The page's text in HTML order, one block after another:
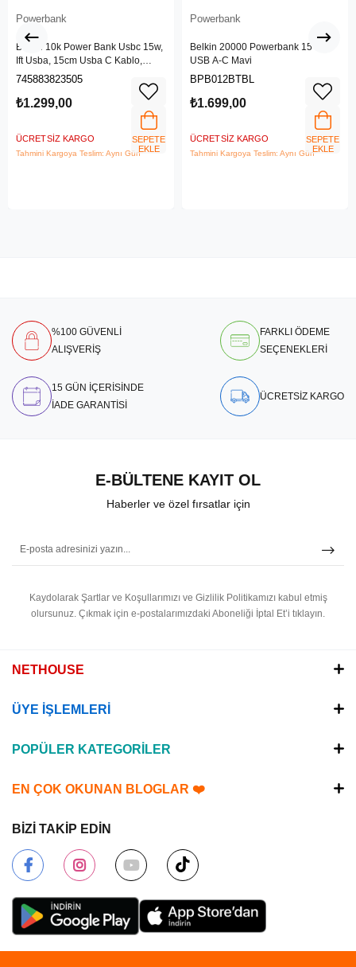
Powerbank
Belkin 10k Power Bank Usbc 15w,
Ift Usba, 15cm Usba C Kablo,
Pembe
745883823505
₺1.299,00
ÜCRETSIZ KARGO
Tahmini Kargoya Teslim: Aynı Gün
SEPETE
EKLE
Powerbank
Belkin 20000 Powerbank 15 W
USB A-C Mavi
BPB012BTBL
₺1.699,00
ÜCRETSIZ KARGO
Tahmini Kargoya Teslim: Aynı Gün
SEPETE
EKLE
%100 GÜVENLİ
ALIŞVERİŞ
FARKLI ÖDEME
SEÇENEKLERİ
15 GÜN İÇERİSİNDE
İADE GARANTİSİ
ÜCRETSİZ KARGO
E-BÜLTENE KAYIT OL
Haberler ve özel fırsatlar için
Kaydolarak Şartlar ve Koşullarımızı ve Gizlilik Politikamızı kabul etmiş
olursunuz. Çıkmak için e-postalarımızdaki Aboneliği İptal Et’i tıklayın.
NETHOUSE
ÜYE İŞLEMLERİ
POPÜLER KATEGORİLER
EN ÇOK OKUNAN BLOGLAR ❤️
BİZİ TAKİP EDİN